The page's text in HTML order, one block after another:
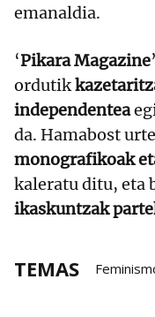
emanaldia.
‘Pikara Magazine
ordutik
independentea
da. Hamabost
monografikoak
kaleratu ditu, eta
ikaskuntzak
TEMAS